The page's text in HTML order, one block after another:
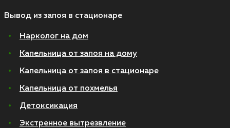
Вывод из запоя в стационаре
Нарколог на дом
Капельница от запоя на дому
Капельница от запоя в стационаре
Капельница от похмелья
Детоксикация
Экстренное вытрезвление